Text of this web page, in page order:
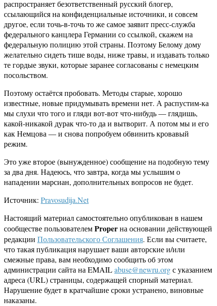
распространяет безответственный русский блогер,
ссылающийся на конфиденциальные источники, и совсем
другое, если точь-в-точь то же самое заявит пресс-служба
федерального канцлера Германии со ссылкой, скажем на
федеральную полицию этой страны. Поэтому Белому дому
желательно сидеть тише воды, ниже травы, и издавать только
те гордые звуки, которые заранее согласованы с немецким
посольством.
Поэтому остаётся пробовать. Методы старые, хорошо
известные, новые придумывать времени нет. А распустим-ка
мы слухи что того и гляди вот-вот что-нибудь — глядишь,
какой-никакой дурак что-то да и вытворит. А потом мы и его
как Немцова — и снова попробуем обвинить кровавый
режим.
Это уже второе (вынужденное) сообщение на подобную тему
за два дня. Надеюсь, что завтра, когда мы услышим о
нападении марсиан, дополнительных вопросов не будет.
Источник: Pravosudija.Net
Настоящий материал самостоятельно опубликован в нашем
сообществе пользователемProperна основании действующей
редакции Пользовательского Соглашения. Если вы считаете,
что такая публикация нарушает ваши авторские и/или
смежные права, вам необходимо сообщить об этом
администрации сайта на EMAILabuse@newru.orgс указанием
адреса (URL) страницы, содержащей спорный материал.
Нарушение будет в кратчайшие сроки устранено, виновные
наказаны.